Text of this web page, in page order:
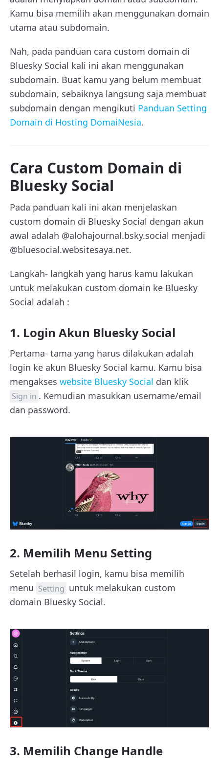
Kamu bisa memilih akan menggunakan domain
utama atau subdomain.
Nah, pada panduan cara custom domain di
Bluesky Social kali ini akan menggunakan
subdomain. Buat kamu yang belum membuat
subdomain, sebaiknya langsung saja membuat
subdomain dengan mengikuti Panduan Setting
Domain di Hosting DomaiNesia.
Cara Custom Domain di
Bluesky Social
Pada panduan kali ini akan menjelaskan
custom domain di Bluesky Social dengan akun
awal adalah @alohajournal.bsky.social menjadi
@bluesocial.websitesaya.net.
Langkah- langkah yang harus kamu lakukan
untuk melakukan custom domain ke Bluesky
Social adalah :
1. Login Akun Bluesky Social
Pertama- tama yang harus dilakukan adalah
login ke akun Bluesky Social kamu. Kamu bisa
mengakses website Bluesky Social dan klik
Sign in . Kemudian masukkan username/email
dan password.
2. Memilih Menu Setting
Setelah berhasil login, kamu bisa memilih
menu Setting untuk melakukan custom
domain Bluesky Social.
3. Memilih Change Handle